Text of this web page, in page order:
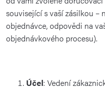
související s vaší zásilkou –
objednávce, odpovědi na
objednávkového procesu).
Účel: Vedení